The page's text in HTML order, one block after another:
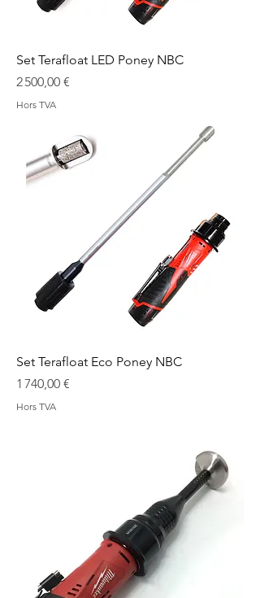
Set Terafloat LED Poney NBC
Prix
2 500,00 €
Hors TVA
Set Terafloat Eco Poney NBC
Prix
1 740,00 €
Hors TVA